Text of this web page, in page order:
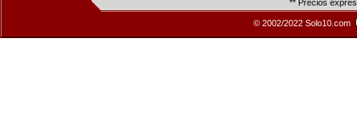
** Precios
© 2002/2022 Solo10.com